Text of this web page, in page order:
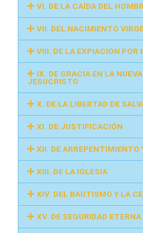
VI. DE LA CAÍDA DEL
VII. DEL NACIMIENTO
VIII. DE LA EXPIACIÓN POR
IX. DE GRACIA EN LA
JESUCRISTO
X. DE LA LIBERTAD DE
XI. DE JUSTIFICACIÓN
XII. DE ARREPENTIMIENTO
XIII. DE LA IGLESIA
XIV. DEL BAUTISMO Y LA
XV. DE SEGURIDAD ETERNA